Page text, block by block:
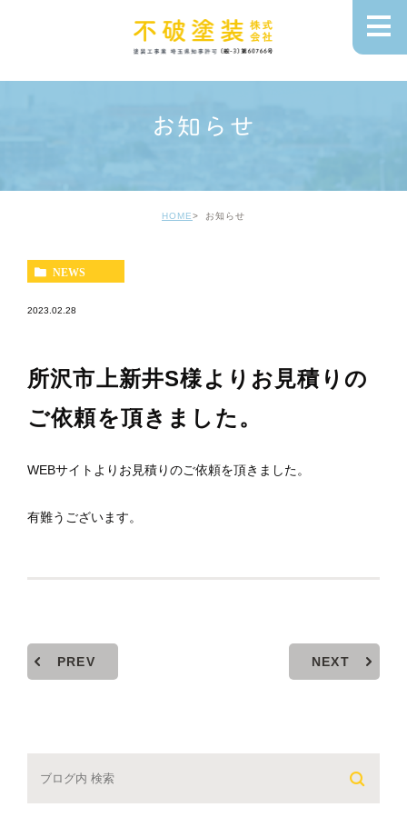
お知らせ
HOME お知らせ
NEWS
2023.02.28
所沢市上新井S様よりお見積りの
ご依頼を頂きました。
WEBサイトよりお見積りのご依頼を頂きました。
有難うございます。
PREV NEXT